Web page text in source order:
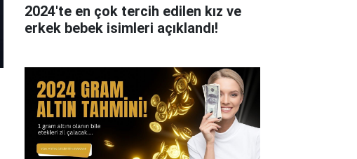
2024'te en çok tercih edilen kız ve
erkek bebek isimleri açıklandı!